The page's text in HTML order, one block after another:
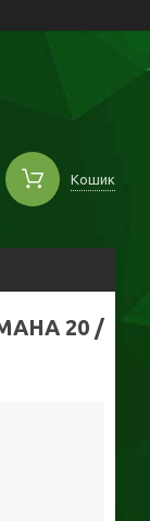
Кошик
20 /